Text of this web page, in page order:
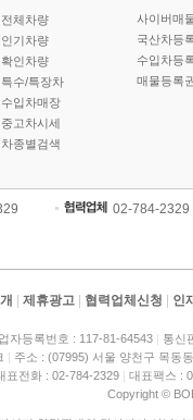
전체차량
인기차량
확인차량
특수/특장차
수입차매장
중고차시세
차종별검색
사이버매
국산차등
수입차등
매물등록
02-784-2329
제휴광고 협력업체신청 인
자등록번호 : 117-81-64543 | 통신
| 주소 : (07995) 서울 양천구 목동
표전화 : 02-784-2329 | 대표팩스 :
Copyright ©